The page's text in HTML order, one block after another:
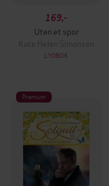
169,-
Uten et spor
Kate Helen Simonsen
LYDBOK
Premium